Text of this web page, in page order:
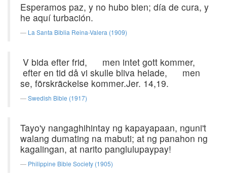
Esperamos paz, y no hubo bien; día de cura, y
he aquí turbación.
La Santa Biblia Reina-Valera (1909)
V bida efter frid, men intet gott kommer,
efter en tid då vi skulle bliva helade, men
se, förskräckelse kommer.Jer. 14,19.
Swedish Bible (1917)
Tayo'y nangaghihintay ng kapayapaan, nguni't
walang dumating na mabuti; at ng panahon ng
kagalingan, at narito panglulupaypay!
Philippine Bible Society (1905)